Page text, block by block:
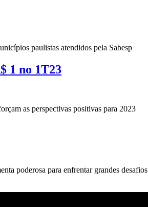
paulistas atendidos pela Sabesp
1 no 1T23
as perspectivas positivas para 2023
poderosa para enfrentar grandes desafios